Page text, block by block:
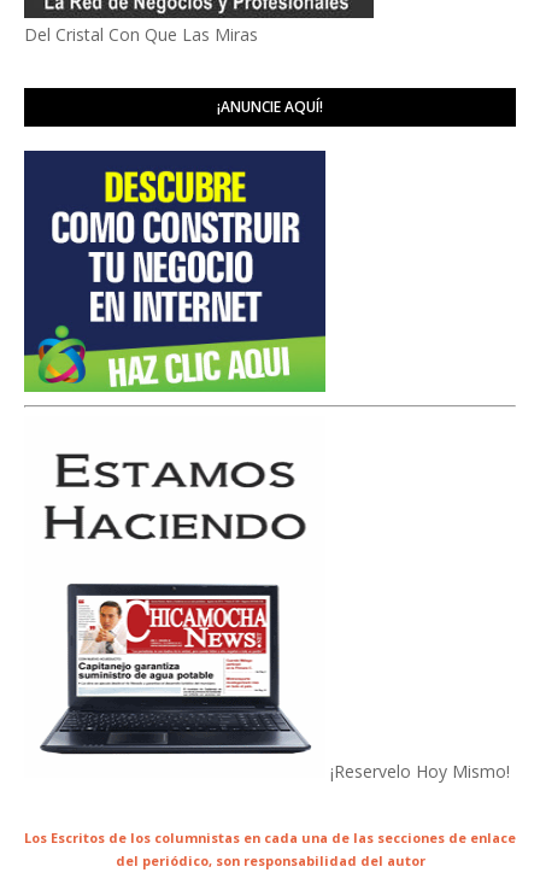
Del Cristal Con Que Las Miras
¡ANUNCIE AQUÍ!
¡Reservelo Hoy Mismo!
Los Escritos de los columnistas en cada una de las secciones de enlace
del periódico, son responsabilidad del autor